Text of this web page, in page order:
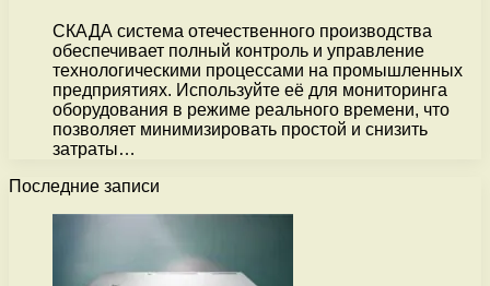
СКАДА система отечественного производства
обеспечивает полный контроль и управление
технологическими процессами на промышленных
предприятиях. Используйте её для мониторинга
оборудования в режиме реального времени, что
позволяет минимизировать простой и снизить
затраты…
Последние записи